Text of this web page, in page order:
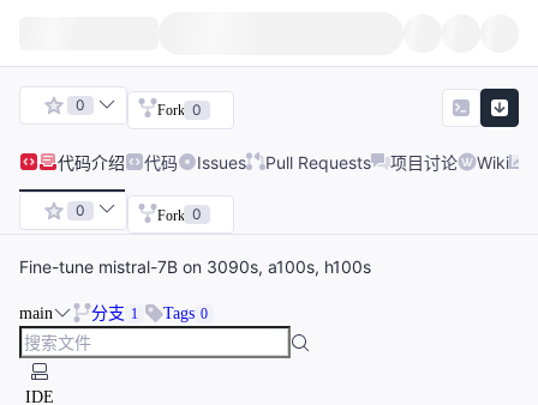
0 Fork 0
代码介绍 代码 Issues Pull Requests 项目讨论 Wiki
0 Fork 0
Fine-tune mistral-7B on 3090s, a100s, h100s
main 分支 1 Tags 0
IDE